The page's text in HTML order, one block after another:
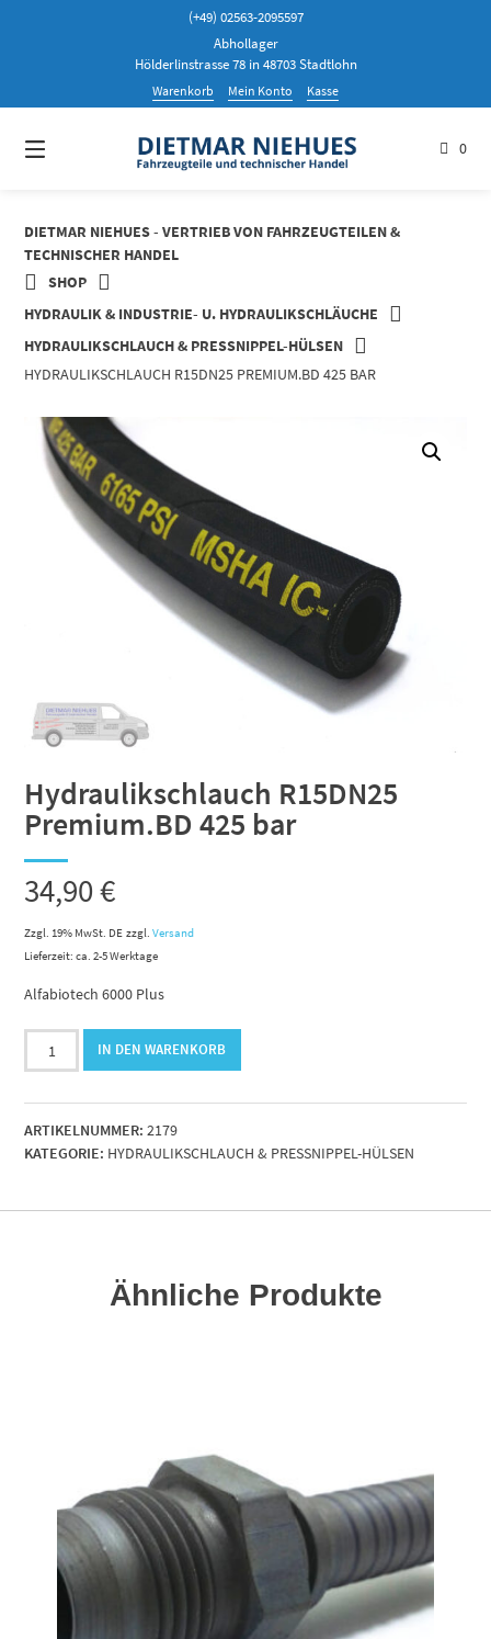
(+49) 02563-2095597
Abhollager
Hölderlinstrasse 78 in 48703 Stadtlohn
Warenkorb Mein Konto Kasse
0
DIETMAR NIEHUES - VERTRIEB VON FAHRZEUGTEILEN &
TECHNISCHER HANDEL
SHOP
HYDRAULIK & INDUSTRIE- U. HYDRAULIKSCHLÄUCHE
HYDRAULIKSCHLAUCH & PRESSNIPPEL-HÜLSEN
HYDRAULIKSCHLAUCH R15DN25 PREMIUM.BD 425 BAR
Hydraulikschlauch R15DN25
Premium.BD 425 bar
34,90€
Zzgl. 19% MwSt. DE zzgl.Versand
Lieferzeit: ca. 2-5 Werktage
Alfabiotech 6000 Plus
Hydraulikschlauch
R15DN25
425
bar
Menge
IN DEN WARENKORB
ARTIKELNUMMER: 2179
KATEGORIE: HYDRAULIKSCHLAUCH & PRESSNIPPEL-HÜLSEN
Ähnliche Produkte